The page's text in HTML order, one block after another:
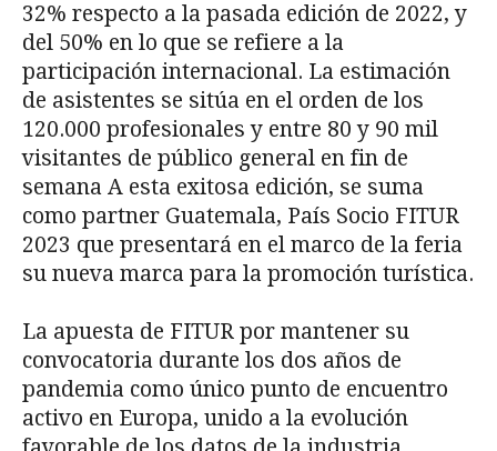
32% respecto a la pasada edición de 2022, y
del 50% en lo que se refiere a la
participación internacional. La estimación
de asistentes se sitúa en el orden de los
120.000 profesionales y entre 80 y 90 mil
visitantes de público general en fin de
semana A esta exitosa edición, se suma
como partner Guatemala, País Socio FITUR
2023 que presentará en el marco de la feria
su nueva marca para la promoción turística.
La apuesta de FITUR por mantener su
convocatoria durante los dos años de
pandemia como único punto de encuentro
activo en Europa, unido a la evolución